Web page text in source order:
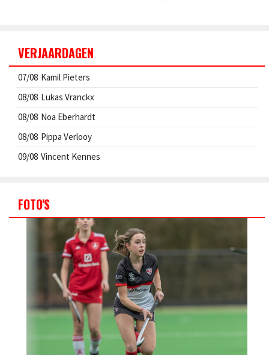
VERJAARDAGEN
07/08 Kamil Pieters
08/08 Lukas Vranckx
08/08 Noa Eberhardt
08/08 Pippa Verlooy
09/08 Vincent Kennes
FOTO'S